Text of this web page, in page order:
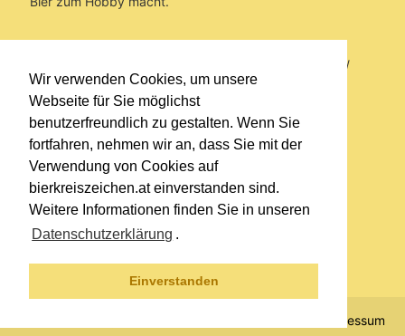
Wir verwenden Cookies, um unsere
Webseite für Sie möglichst
benutzerfreundlich zu gestalten. Wenn Sie
fortfahren, nehmen wir an, dass Sie mit der
Verwendung von Cookies auf
bierkreiszeichen.at einverstanden sind.
Weitere Informationen finden Sie in unseren
Datenschutzerklärung .
Einverstanden
Sie befinden sich auf https://www.bierkreiszeichen.at/
im Pfad:Übers Bier/Biersorten
Erstellt: 2026-01-20
Links
Impressum
Datenschutzerklärung
Impressum